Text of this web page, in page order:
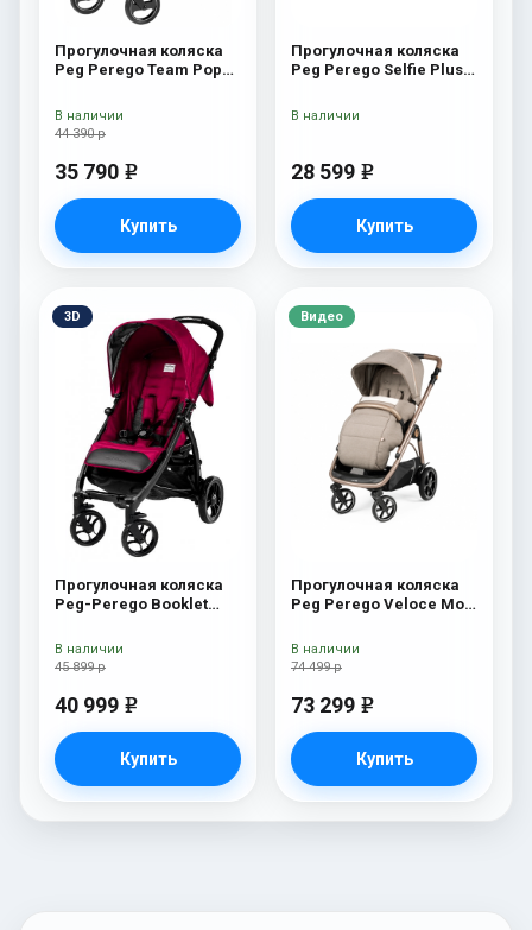
Прогулочная коляска
Peg Perego Team Pop
44 390 р
35 790 e
Купить
В наличии
Прогулочная коляска
Peg Perego Selfie Plus
28 599 e
Купить
В наличии
3D
Прогулочная коляска
Peg-Perego Booklet
45 899 р
40 999 e
Купить
В наличии
Видео
Прогулочная коляска
Peg Perego Veloce Mon
74 499 р
73 299 e
Купить
В наличии